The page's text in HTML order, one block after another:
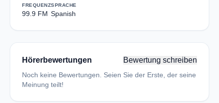
FREQUENZ
99.9 FM
SPRACHE
Spanish
Hörerbewertungen Bewertung schreiben
Noch keine Bewertungen. Seien Sie der Erste, der seine
Meinung teilt!